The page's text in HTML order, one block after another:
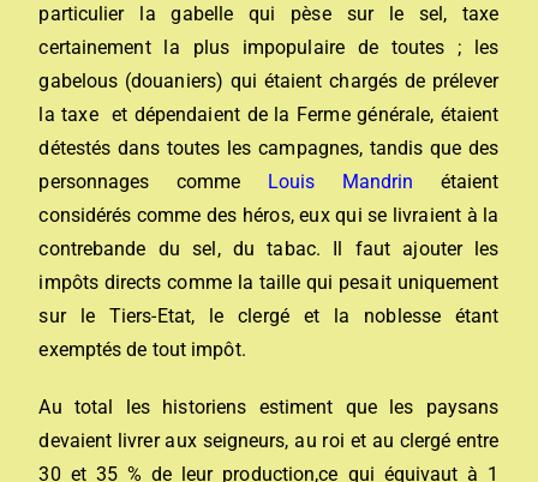
particulier la gabelle qui pèse sur le sel, taxe
certainement la plus impopulaire de toutes ; les
gabelous (douaniers) qui étaient chargés de prélever
la taxe et dépendaient de la Ferme générale, étaient
détestés dans toutes les campagnes, tandis que des
personnages comme
Louis Mandrin étaient
considérés comme des héros, eux qui se livraient à la
contrebande du sel, du tabac. Il faut ajouter les
impôts directs comme la taille qui pesait uniquement
sur le Tiers-Etat, le clergé et la noblesse étant
exemptés de tout impôt.
Au total les historiens estiment que les paysans
devaient livrer aux seigneurs, au roi et au clergé entre
30 et 35 % de leur production,ce qui équivaut à 1